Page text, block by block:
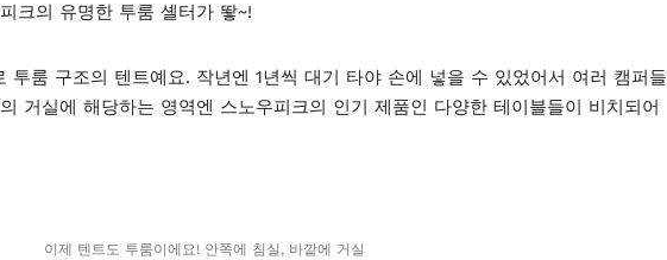
크의 유명한 투룸 셸터가 뙇~!
투룸 구조의 텐트예요. 작년엔 1년씩 대기 타야 손에 넣을 수 있었어서 여러 캠퍼들
거실에 해당하는 영역엔 스노우피크의 인기 제품인 다양한 테이블들이 비치되어
이제 텐트도 투룸이에요! 안쪽에 침실, 바깥에 거실